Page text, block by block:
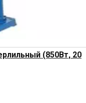
(850Вт, 20